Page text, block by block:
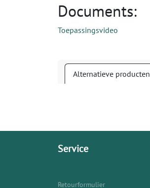
Documents:
Toepassingsvideo
Alternatieve producten
Service
Retourformulier